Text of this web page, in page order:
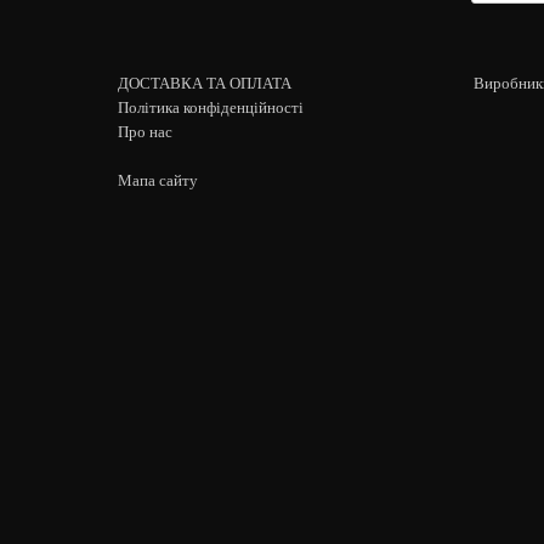
ДОСТАВКА ТА ОПЛАТА
Політика конфіденційності
Про нас
Мапа сайту